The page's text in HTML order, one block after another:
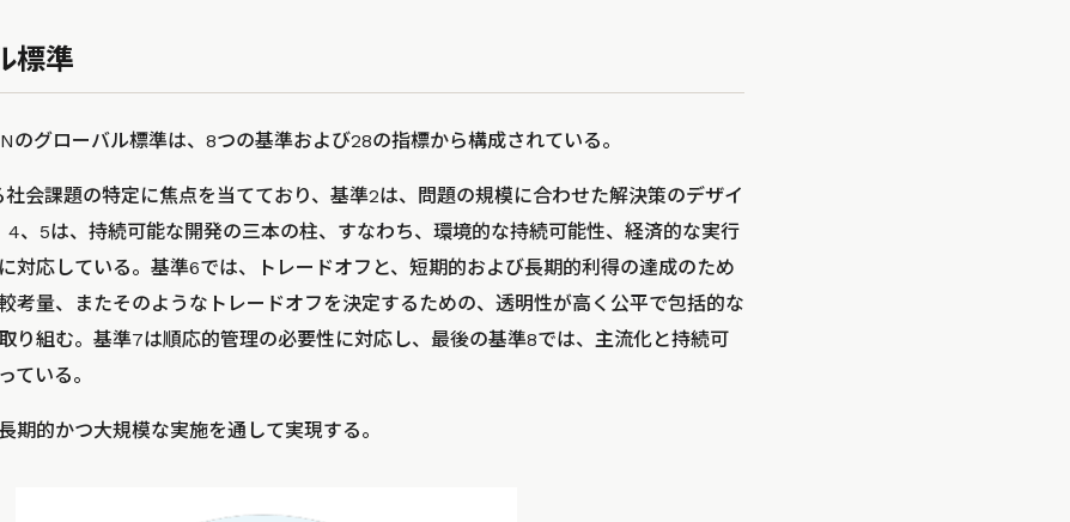
標準
グローバル標準は、8つの基準および28の指標から構成されている。
会課題の特定に焦点を当てており、基準2は、問題の規模に合わせた解決策のデザイ
4、5は、持続可能な開発の三本の柱、すなわち、環境的な持続可能性、経済的な実行
対応している。基準6では、トレードオフと、短期的および長期的利得の達成のため
考量、またそのようなトレードオフを決定するための、透明性が高く公平で包括的な
り組む。基準7は順応的管理の必要性に対応し、最後の基準8では、主流化と持続可
ている。
期的かつ大規模な実施を通して実現する。